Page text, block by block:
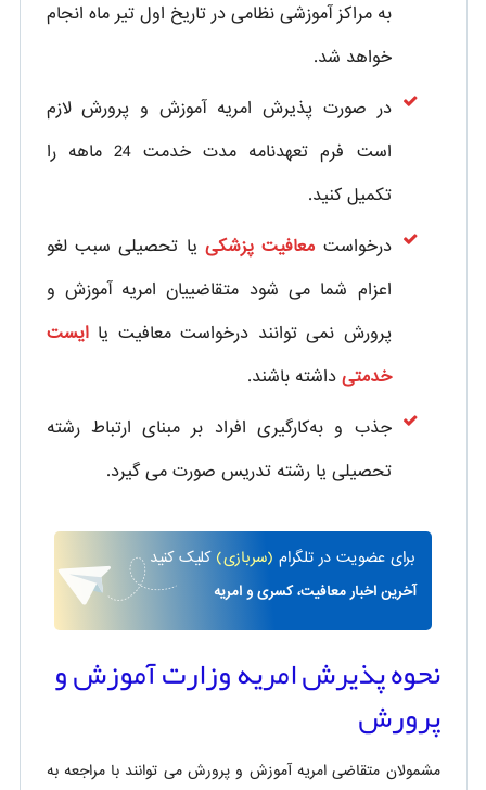
به مراکز آموزشی نظامی در تاریخ اول تیر ماه انجام
خواهد شد.
در صورت پذیرش امریه آموزش و پرورش لازم
است فرم تعهدنامه مدت خدمت 24 ماهه را
تکمیل کنید.
درخواست معافیت پزشکی یا تحصیلی سبب لغو
اعزام‌ شما می شود متقاضییان امریه آموزش و
پرورش نمی توانند درخواست معافیت یاایست
خدمتی داشته باشند.
جذب و به‌کارگیری افراد بر مبنای ارتباط رشته
تحصیلی یا رشته تدریس صورت می گیرد.
برای عضویت در تلگرام (سربازی) کلیک کنید
آخرین اخبار معافیت، کسری و امریه
نحوه پذیرش امریه وزارت آموزش و
پرورش
مشمولان متقاضی امریه آموزش و پرورش می توانند با مراجعه به